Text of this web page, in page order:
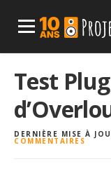
Menu Principal
Test
DERNIÈRE MISE À
COMMENTAIRES